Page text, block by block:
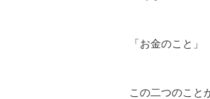
「お金のこと
この二つのこと